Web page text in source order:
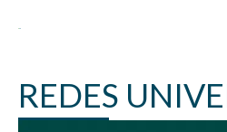
REDES